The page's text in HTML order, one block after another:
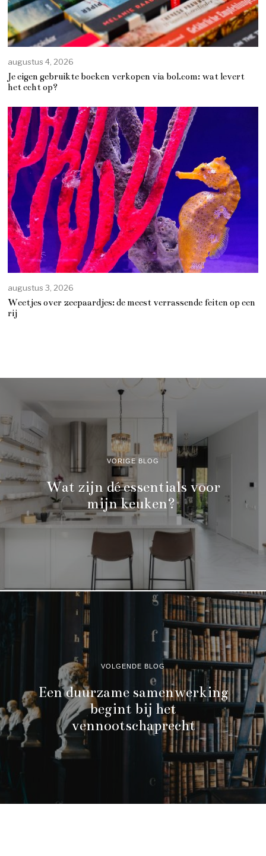
augustus 4, 2026
Je eigen gebruikte boeken verkopen via bol.com: wat levert
het echt op?
augustus 3, 2026
Weetjes over zeepaardjes: de meest verrassende feiten op een
rij
VORIGE BLOG
Wat zijn dé essentials voor
mijn keuken?
VOLGENDE BLOG
Een duurzame samenwerking
begint bij het
vennootschaprecht